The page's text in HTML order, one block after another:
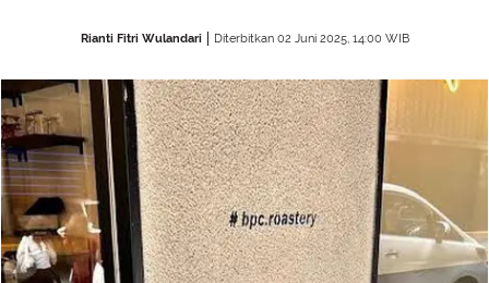
Rianti Fitri Wulandari Diterbitkan 02 Juni 2025, 14:00 WIB